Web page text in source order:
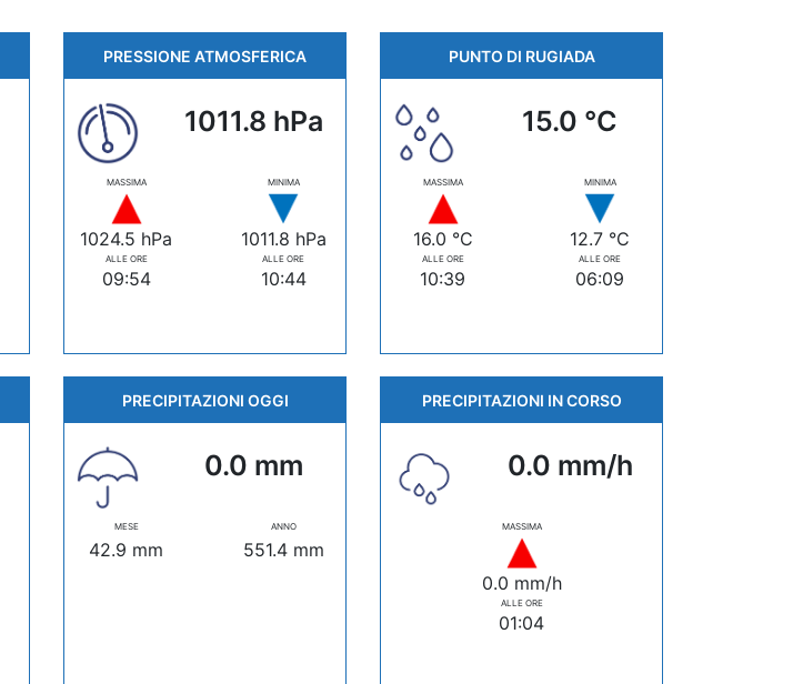
PRESSIONE ATMOSFERICA
1011.8 hPa
MASSIMA
1024.5 hPa
ALLE ORE
09:54
MINIMA
1011.8 hPa
ALLE ORE
10:44
PUNTO DI RUGIADA
15.0 °C
MASSIMA
16.0 °C
ALLE ORE
10:39
MINIMA
12.7 °C
ALLE ORE
06:09
PRECIPITAZIONI OGGI
0.0 mm
MESE
42.9 mm
ANNO
551.4 mm
PRECIPITAZIONI IN CORSO
0.0 mm/h
MASSIMA
0.0 mm/h
ALLE ORE
01:04